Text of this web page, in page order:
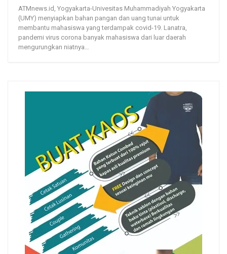
ATMnews.id, Yogyakarta-Univesitas Muhammadiyah Yogyakarta
(UMY) menyiapkan bahan pangan dan uang tunai untuk
membantu mahasiswa yang terdampak covid-19. Lanatra,
pandemi virus corona banyak mahasiswa dari luar daerah
mengurungkan niatnya…